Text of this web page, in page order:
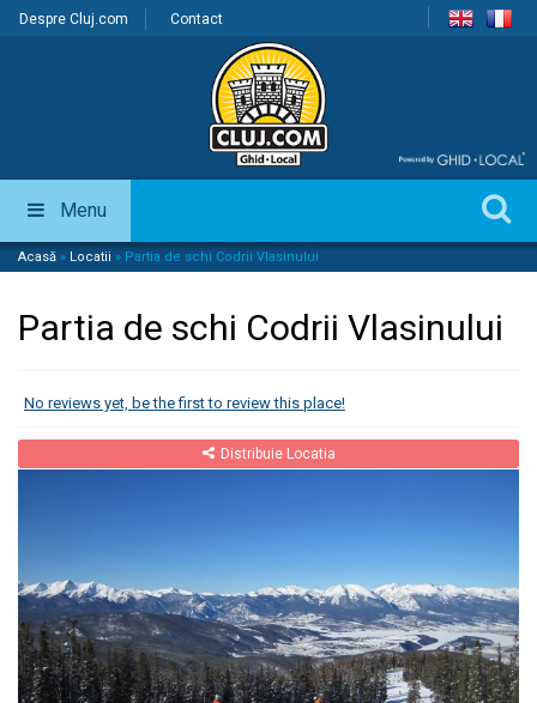
Despre Cluj.com Contact
Menu
Acasă » Locatii » Partia de schi Codrii Vlasinului
Partia de schi Codrii Vlasinului
No reviews yet, be the first to review this place!
Distribuie Locatia